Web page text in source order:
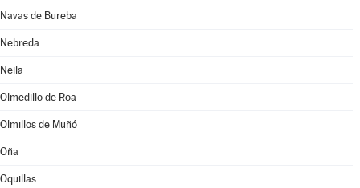
Navas de Bureba
Nebreda
Neila
Olmedillo de Roa
Olmillos de Muñó
Oña
Oquillas